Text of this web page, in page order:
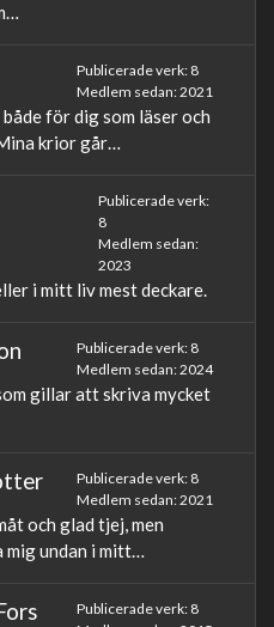
…
Publicerade verk: 8
Medlem sedan: 2021
för dig som läser och
krior går…
Publicerade verk:
8
Medlem sedan:
2023
i mitt liv mest deckare.
Publicerade verk: 8
Medlem sedan: 2024
gillar att skriva mycket
Publicerade verk: 8
Medlem sedan: 2021
och glad tjej, men
mig undan i mitt…
Publicerade verk: 8